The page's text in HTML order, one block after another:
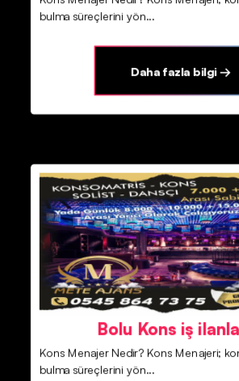
bulma süreçlerini yön...
Daha fazla bilgi →
Bolu Kons iş
Kons Menajer Nedir? Kons Menajeri;
bulma süreçlerini yön...